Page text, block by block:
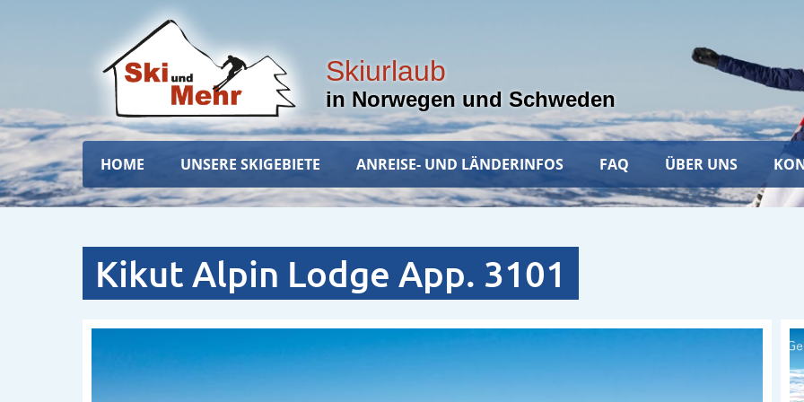
Skiurlaub
in Norwegen und Schweden
Hauptnavigation
HOME UNSERE SKIGEBIETE ANREISE- UND LÄNDERINFOS FAQ ÜBER UNS
Kikut Alpin Lodge App. 3101